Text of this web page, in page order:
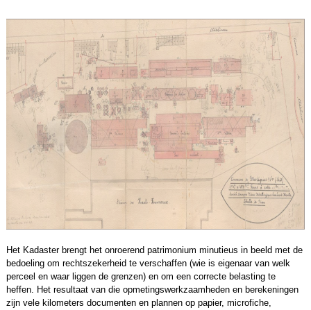
Het Kadaster brengt het onroerend patrimonium minutieus in beeld met de
bedoeling om rechtszekerheid te verschaffen (wie is eigenaar van welk
perceel en waar liggen de grenzen) en om een correcte belasting te
heffen. Het resultaat van die opmetingswerkzaamheden en berekeningen
zijn vele kilometers documenten en plannen op papier, microfiche,